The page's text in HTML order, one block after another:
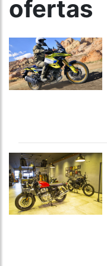
ofertas